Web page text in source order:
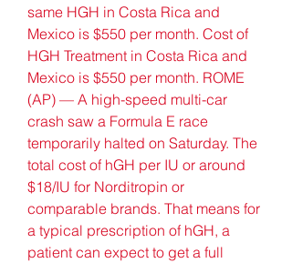
same HGH in Costa Rica and
Mexico is $550 per month. Cost of
HGH Treatment in Costa Rica and
Mexico is $550 per month. ROME
(AP) — A high-speed multi-car
crash saw a Formula E race
temporarily halted on Saturday. The
total cost of hGH per IU or around
$18/IU for Norditropin or
comparable brands. That means for
a typical prescription of hGH, a
patient can expect to get a full